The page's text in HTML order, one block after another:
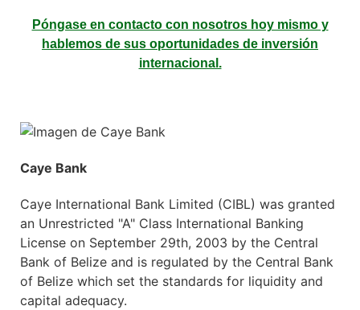
Póngase en contacto con nosotros hoy mismo y
hablemos de sus oportunidades de inversión
internacional.
Caye Bank
Caye International Bank Limited (CIBL) was granted
an Unrestricted "A" Class International Banking
License on September 29th, 2003 by the Central
Bank of Belize and is regulated by the Central Bank
of Belize which set the standards for liquidity and
capital adequacy.